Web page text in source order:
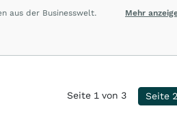
Mehr
aus der Businesswelt.
Seite 1 von 3 Seite